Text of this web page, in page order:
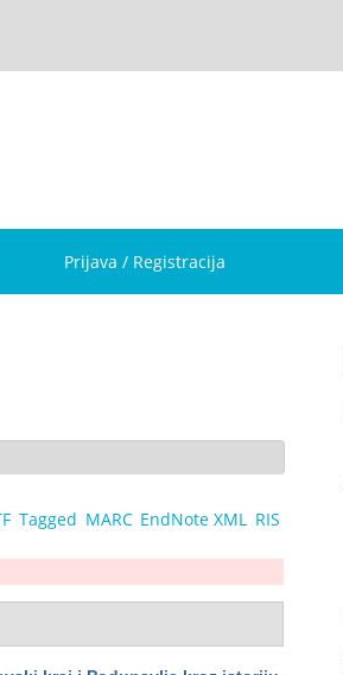
Prijava / Registracija
Tagged MARC EndNote XML RIS